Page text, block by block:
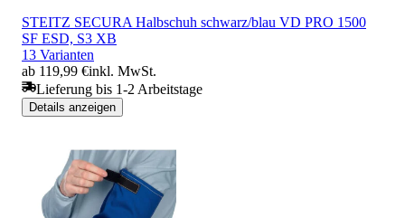
STEITZ SECURA Halbschuh schwarz/blau VD PRO 1500
SF ESD, S3 XB
13 Varianten
ab 119,99 €inkl. MwSt.
Lieferung bis 1-2 Arbeitstage
Details anzeigen